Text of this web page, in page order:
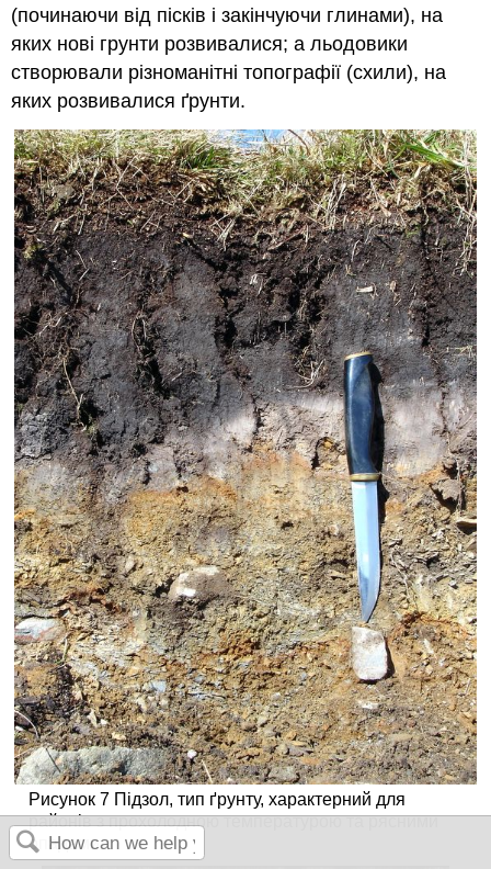
(починаючи від пісків і закінчуючи глинами), на
яких нові грунти розвивалися; а льодовики
створювали різноманітні топографії (схили), на
яких розвивалися ґрунти.
Рисунок 7 Підзол, тип ґрунту, характерний для
районів з прохолодною температурою та рясними
опадами